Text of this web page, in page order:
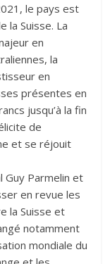
le pays est
la Suisse. La
en
la
en
présentes en
jusqu’à la fin
de
et se réjouit
Guy Parmelin et
en revue les
la Suisse et
notamment
mondiale du